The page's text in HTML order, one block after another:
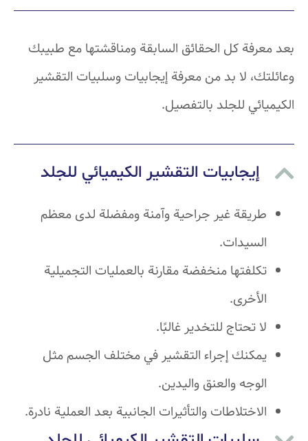
بعد معرفة كل الحقائق السابقة ومناقشتها مع طبيبك
وعائلتك، لا بد من معرفة إيجابيات وسلبيات التقشير
الكيميائي للجلد بالتفصيل.
إيجابيات التقشير الكيميائي للجلد
طريقة غير جراحية وآمنة ومفضلة لدى معظم
السيدات.
تكلفتها منخفضة مقارنة بالعمليات التجميلية
الأخرى.
لا تحتاج للتخدير غالبًا.
يمكنك إجراء التقشير في مختلف الجسم مثل
الوجه والعنق واليدين.
الاختلاطات والتأثيرات الجانبية بعد العملية نادرة.